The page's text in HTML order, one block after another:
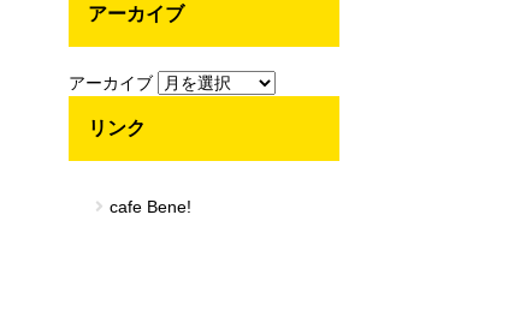
アーカイブ
アーカイブ
リンク
cafe Bene!